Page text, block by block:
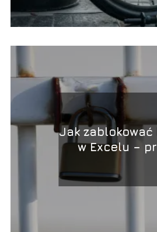
Jak zablokować
w Excelu –